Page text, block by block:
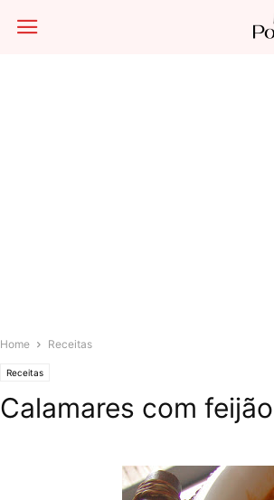
Home Receitas
Receitas
Calamares com